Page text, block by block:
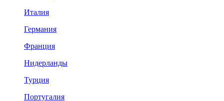
Италия
Германия
Франция
Нидерланды
Турция
Португалия